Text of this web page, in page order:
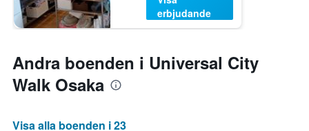
erbjudande
Andra boenden i Universal City
Walk Osaka
Visa alla boenden i 23